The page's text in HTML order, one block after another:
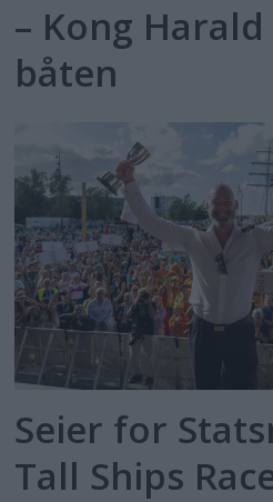
– Kong
båten
Seier for
Tall Ships